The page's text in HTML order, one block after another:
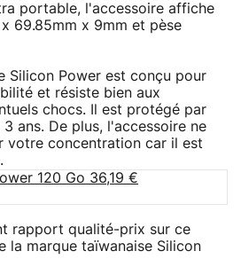
portable, l'accessoire affiche
69.85mm x 9mm et pèse
Silicon Power est conçu pour
et résiste bien aux
chocs. Il est protégé par
ans. De plus, l'accessoire ne
votre concentration car il est
120 Go 36,19 €
rapport qualité-prix sur ce
la marque taïwanaise Silicon